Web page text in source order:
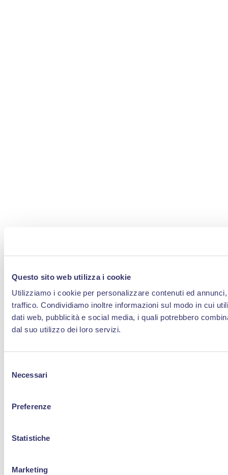
Questo sito web utilizza i cookie
Utilizziamo i cookie per personalizzare contenuti ed
traffico. Condividiamo inoltre informazioni sul modo in cui
dati web, pubblicità e social media, i quali potrebbero
dal suo utilizzo dei loro servizi.
delNecessari
Preferenze
Statistiche
Marketing